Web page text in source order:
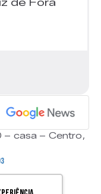
de Fora
– casa – Centro,